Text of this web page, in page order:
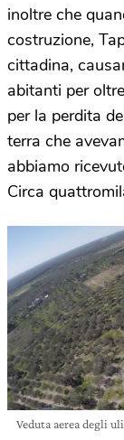
inoltre che
costruzione,
cittadina,
abitanti per
per la perdita
terra che
abbiamo
Circa
Veduta aerea degli